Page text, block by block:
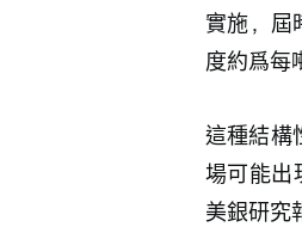
實施，屆
度約爲每
這種結構
場可能出
美銀研究